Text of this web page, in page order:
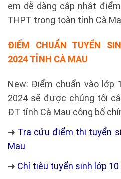
em dễ dàng cập nhật
THPT trong toàn tỉnh Cà
ĐIỂM CHUẨN TUYỂN
2024 TỈNH CÀ MAU
New: Điểm chuẩn vào lớp
2024 sẽ được chúng tôi
ĐT tỉnh Cà Mau công bố
➜ Tra cứu điểm thi tuyển
Mau
➜ Chỉ tiêu tuyển sinh lớp 10